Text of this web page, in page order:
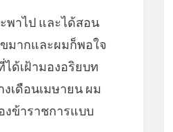
พาไป และได้สอน
มากและผมก็พอใจ
ด้เฝ้ามองอริยบท
งเดือนเมษายน ผม
ข้าราชการแบบ